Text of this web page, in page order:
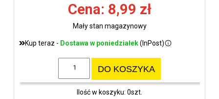
Cena: 8,99 zł
Mały stan magazynowy
Kup teraz - Dostawa w poniedziałek(InPost)
DO KOSZYKA
Ilość w koszyku: 0szt.